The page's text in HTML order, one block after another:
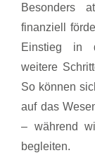
Besonders
finanziell
Einstieg in
weitere
So können
auf das
– während
begleiten.